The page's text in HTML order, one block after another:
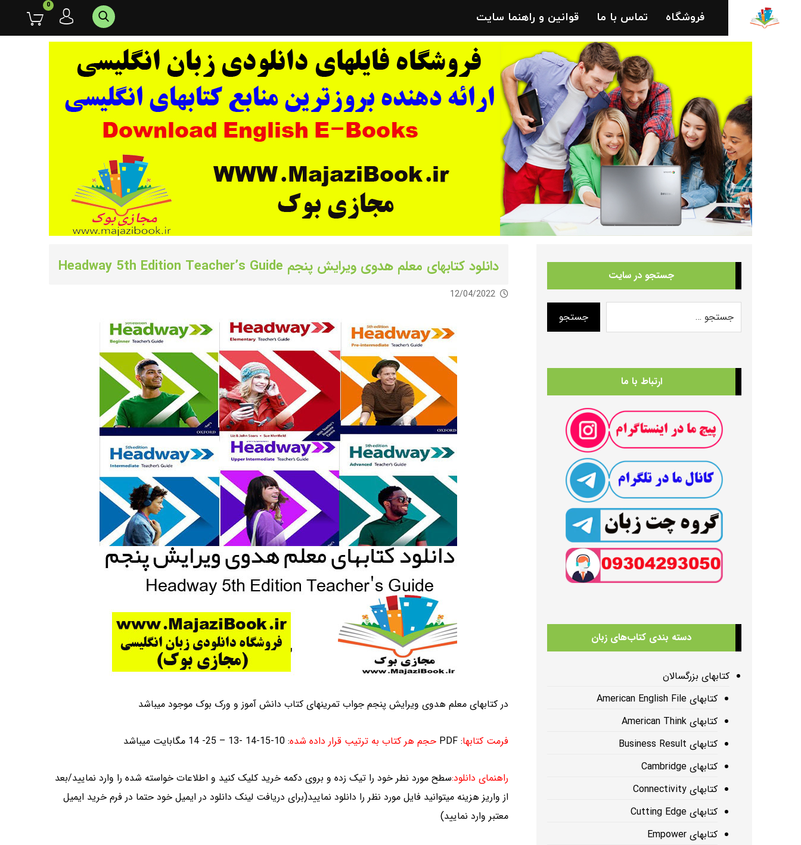
فروشگاه تماس با ما قوانین و راهنما سایت
دانلود کتابهای معلم هدوی ویرایش پنجم Headway 5th Edition Teacher’s Guide
12/04/2022
در کتابهای معلم هدوی ویرایش پنجم جواب تمرینهای کتاب دانش آموز و ورک بوک موجود میباشد
فرمت کتابها: PDF حجم هر کتاب به ترتیب قرار داده شده: 10-15-14 -13 – 25- 14 مگابایت میباشد
راهنمای دانلود:سطح مورد نطر خود را تیک زده و بروی دکمه خرید کلیک کنید و اطلاعات خواسته شده را وارد نمایید/بعد
از واریز هزینه میتوانید فایل مورد نظر را دانلود نمایید(برای دریافت لینک دانلود در ایمیل خود حتما در فرم خرید ایمیل
معتبر وارد نمایید)
جستجو در سایت
ارتباط با ما
دسته بندی کتاب‌های زبان
کتابهای بزرگسالان
کتابهای American English File
کتابهای American Think
کتابهای Business Result
کتابهای Cambridge
کتابهای Connectivity
کتابهای Cutting Edge
کتابهای Empower